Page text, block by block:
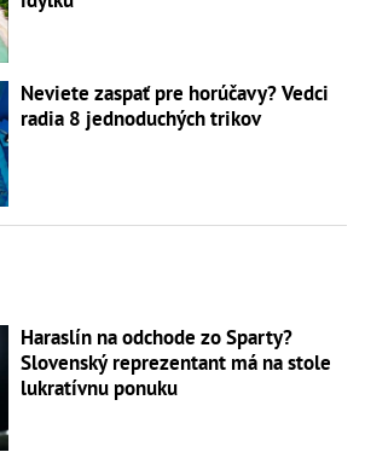
Neviete zaspať pre horúčavy? Vedci
radia 8 jednoduchých trikov
Haraslín na odchode zo Sparty?
Slovenský reprezentant má na stole
lukratívnu ponuku